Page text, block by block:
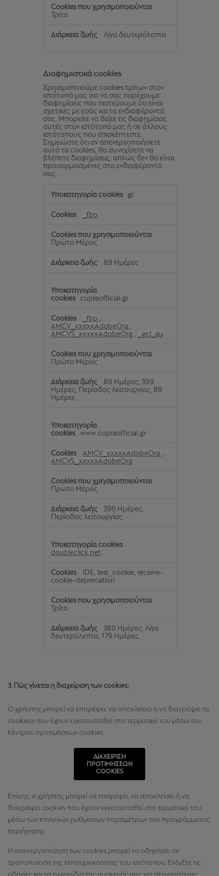
Τρίτο
Λίγα δευτερόλεπτα
Διαφημιστικά cookies
Χρησιμοποιούμε cookies τρίτων στον
ιστότοπό μας για να σας παρέχουμε
διαφημίσεις που πιστεύουμε ότι είναι
σχετικές με εσάς και τα ενδιαφέροντά
σας. Μπορείτε να δείτε τις διαφημίσεις
αυτές στον ιστότοπό μας ή σε άλλους
ιστότοπους που επισκέπτεστε.
Σημειώστε ότι αν απενεργοποιήσετε
αυτά τα cookies, θα συνεχίσετε να
βλέπετε διαφημίσεις, απλώς δεν θα είναι
προσαρμοσμένες στα ενδιαφέροντά
σας.
Διαφημιστικά
cookies
gr
_fbp
Πρώτο Μέρος
89 Ημέρες
cupraofficial.gr
_fbp
AMCV_xxxxxAdobeOrg
AMCVS_xxxxxAdobeOrg
_gcl_au
Πρώτο Μέρος
89 Ημέρες, 399
Ημέρες, Περίοδος λειτουργίας, 89
Ημέρες
www.cupraofficial.gr
AMCV_xxxxxAdobeOrg
AMCVS_xxxxxAdobeOrg
Πρώτο Μέρος
399 Ημέρες,
Περίοδος λειτουργίας
doubleclick.net
IDE, test_cookie, receive-
cookie-deprecation
Τρίτο
389 Ημέρες, Λίγα
δευτερόλεπτα, 179 Ημέρες
3. Πώς γίνεται η διαχείριση των cookies;
Ο χρήστης μπορεί να επιτρέψει, να αποκλείσει ή να διαγράψει τα
cookiess που έχουν εγκατασταθεί στο τερματικό του μέσω του
Κέντρου προτιμήσεων cookies.
ΔΙΑΧΕΙΡΙΣΗ
ΠΡΟΤΙΜΗΣΕΩΝ
COOKIES
Επίσης, ο χρήστης μπορεί να επιτρέψει, να αποκλείσει ή να
διαγράψει cookies που έχουν εγκατασταθεί στο τερματικό του
μέσω των επιλογών ρυθμίσεων παραμέτρων του προγράμματος
περιήγησης.
Η απενεργοποίηση των cookies μπορεί να οδηγήσει σε
τροποποίηση της λειτουργικότητας του ιστότοπου. Ελέγξτε τις
οδηγίες και τα εγχειρίδια της συσκευής σας για περισσότερες